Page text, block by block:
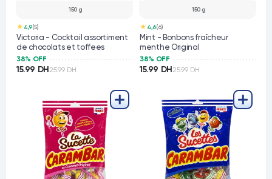
150 g
★ 4,9(5)
Victoria - Cocktail assortiment
de chocolats et toffees
38% OFF
15.99 DH 25.99 DH
150 g
★ 4,6(6)
Mint - Bonbons fraîcheur
menthe Original
38% OFF
15.99 DH 25.99 DH